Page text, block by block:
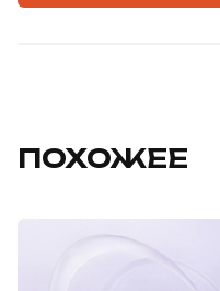
ПОХОЖЕЕ